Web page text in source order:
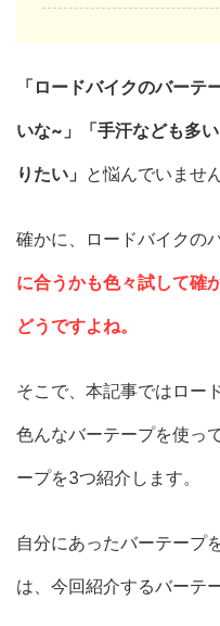
「ロードバイクのバー
いな~」「手汗なども多
りたい」 と悩んでいませ
確かに、ロードバイクの
に合うかも色々試して確
どうですよね。
そこで、本記事ではロー
色んなバーテープを使っ
ープを3つ紹介します。
自分にあったバーテープ
は、今回紹介するバーテ